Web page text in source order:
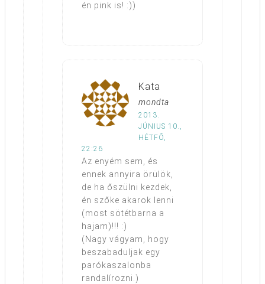
én pink is! :))
Kata
mondta
2013.
JÚNIUS 10.,
HÉTFŐ,
22:26
Az enyém sem, és
ennek annyira örülök,
de ha őszülni kezdek,
én szőke akarok lenni
(most sötétbarna a
hajam)!!! :)
(Nagy vágyam, hogy
beszabaduljak egy
parókaszalonba
randalírozni.)